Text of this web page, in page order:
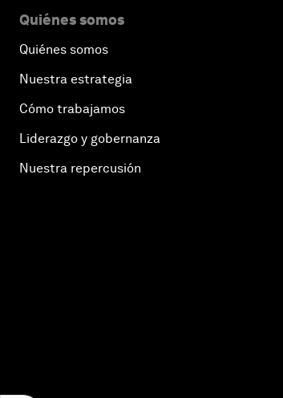
Quiénes somos
Quiénes somos
Nuestra estrategia
Cómo trabajamos
Liderazgo y gobernanza
Nuestra repercusión